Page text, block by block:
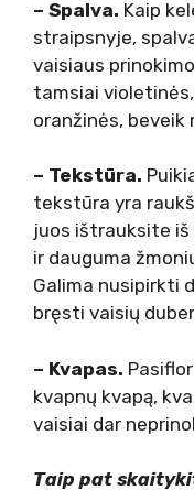
– Spalva. Kaip
straipsnyje,
vaisiaus
tamsiai
oranžinės, beveik
– Tekstūra.
tekstūra yra
juos ištrauksite iš
ir dauguma
Galima nusipirkti
bręsti vaisių
– Kvapas.
kvapnų kvapą,
vaisiai dar
Taip pat